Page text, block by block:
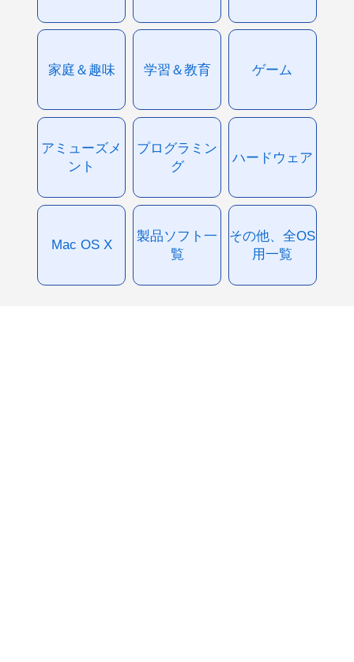
家庭＆趣味 学習＆教育 ゲーム
アミューズメ
ント
プログラミン
グ
ハードウェア
Mac OS X
製品ソフト一
覧
その他、全OS
用一覧